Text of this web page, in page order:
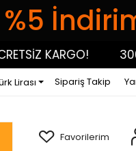
KARGO! 3000
Lirası Sipariş Takip
Favorilerim